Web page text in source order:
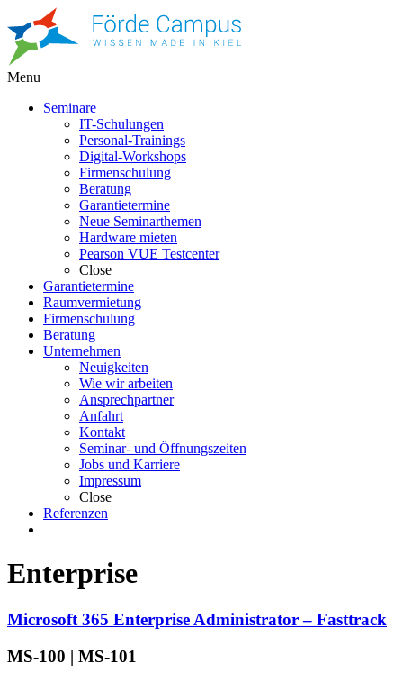
Menu
Seminare
IT-Schulungen
Personal-Trainings
Digital-Workshops
Firmenschulung
Beratung
Garantietermine
Neue Seminarthemen
Hardware mieten
Pearson VUE Testcenter
Close
Garantietermine
Raumvermietung
Firmenschulung
Beratung
Unternehmen
Neuigkeiten
Wie wir arbeiten
Ansprechpartner
Anfahrt
Kontakt
Seminar- und Öffnungszeiten
Jobs und Karriere
Impressum
Close
Referenzen
Enterprise
Microsoft 365 Enterprise Administrator – Fasttrack
MS-100 | MS-101